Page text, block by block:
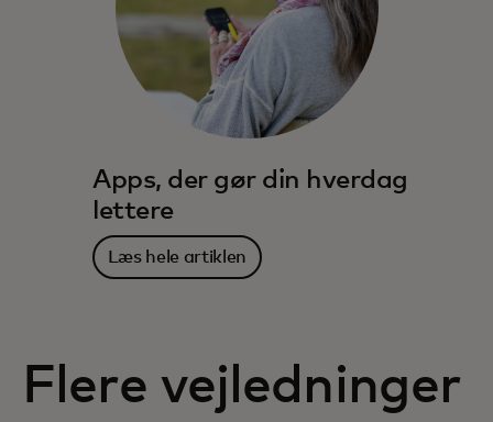
Apps, der gør din hverdag
lettere
Læs hele artiklen
Flere vejledninger